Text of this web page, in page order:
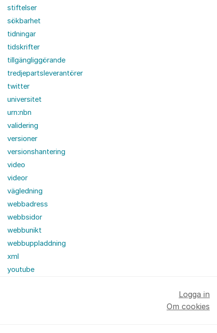
stiftelser
sökbarhet
tidningar
tidskrifter
tillgängliggörande
tredjepartsleverantörer
twitter
universitet
urn:nbn
validering
versioner
versionshantering
video
videor
vägledning
webbadress
webbsidor
webbunikt
webbuppladdning
xml
youtube
Logga in
Om cookies